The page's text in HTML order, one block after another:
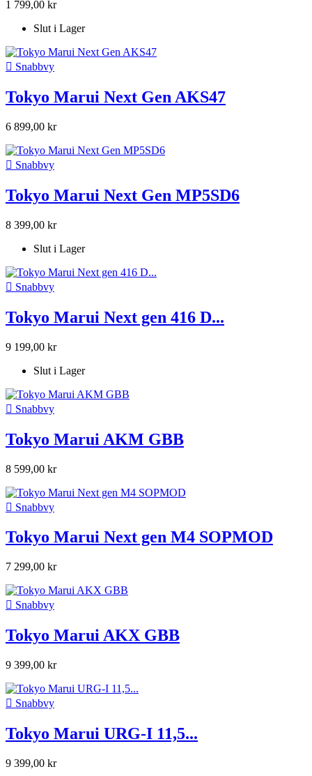
1 799,00 kr
Slut i Lager
 Snabbvy
Tokyo Marui Next Gen AKS47
6 899,00 kr
 Snabbvy
Tokyo Marui Next Gen MP5SD6
8 399,00 kr
Slut i Lager
 Snabbvy
Tokyo Marui Next gen 416 D...
9 199,00 kr
Slut i Lager
 Snabbvy
Tokyo Marui AKM GBB
8 599,00 kr
 Snabbvy
Tokyo Marui Next gen M4 SOPMOD
7 299,00 kr
 Snabbvy
Tokyo Marui AKX GBB
9 399,00 kr
 Snabbvy
Tokyo Marui URG-I 11,5...
9 399,00 kr